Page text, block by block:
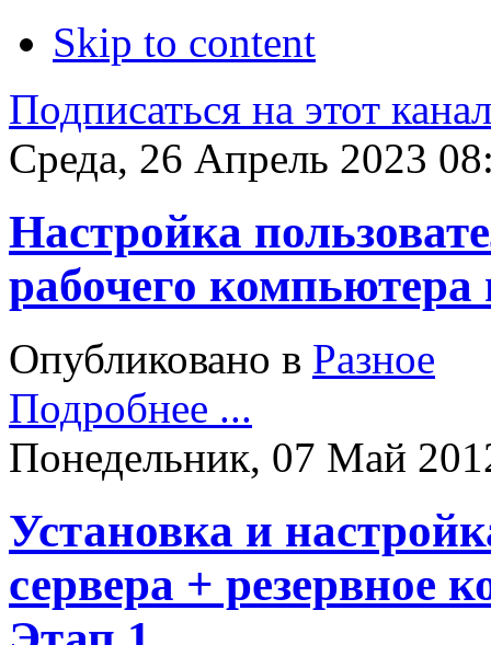
Skip to content
Подписаться на этот
Среда, 26 Апрель 2023
Настройка
рабочего
Опубликовано в Разное
Подробнее ...
Понедельник, 07 Май
Установка и
сервера + резервное